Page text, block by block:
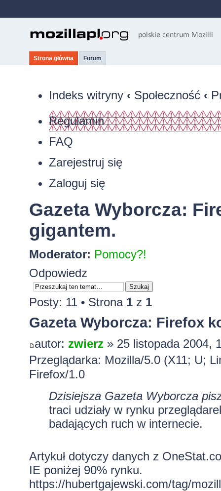
Strona główna Forum
Indeks witryny ‹ Społeczność ‹
Regulamin
FAQ
Zarejestruj się
Zaloguj się
Gazeta Wyborcza:
gigantem.
Moderator: Pomocy?!
Odpowiedz
Posty: 11 • Strona 1z 1
Gazeta Wyborcza: Firefox
autor: zwierz» 25 listopada 2004,
Przeglądarka: Mozilla/5.0 (X11; U;
Firefox/1.0
Dzisiejsza Gazeta Wyborcza
traci udziały w rynku
badających ruch w internecie.
Artykuł dotyczy danych z
IE poniżej 90% rynku.
https://hubertgajewski.com/tag/